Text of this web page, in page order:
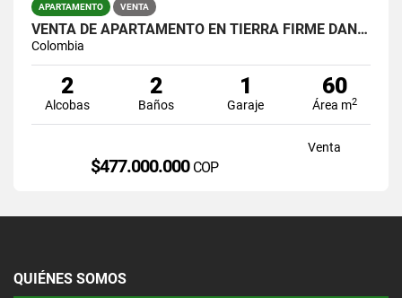
APARTAMENTO VENTA
VENTA DE APARTAMENTO EN TIERRA FIRME DAN GERMAN
Colombia
2
Alcobas
2
Baños
1
Garaje
60
Área m2
Venta
$477.000.000 COP
QUIÉNES SOMOS